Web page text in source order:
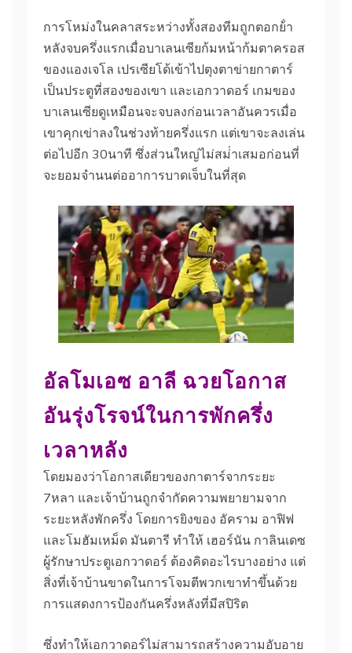
การโหม่งในคลาสระหว่างทั้งสองทีมถูกตอกย้ํา
หลังจบครึ่งแรกเมื่อบาเลนเซียก้มหน้าก้มตาครอส
ของแองเจโล เปรเซียโด้เข้าไปตุงตาข่ายกาตาร์
เป็นประตูที่สองของเขา และเอกวาดอร์ เกมของ
บาเลนเซียดูเหมือนจะจบลงก่อนเวลาอันควรเมื่อ
เขาคุกเข่าลงในช่วงท้ายครึ่งแรก แต่เขาจะลงเล่น
ต่อไปอีก 30นาที ซึ่งส่วนใหญ่ไม่สม่ําเสมอก่อนที่
จะยอมจํานนต่ออาการบาดเจ็บในที่สุด
อัลโมเอซ อาลี ฉวยโอกาส
อันรุ่งโรจน์ในการพักครึ่ง
เวลาหลัง
โดยมองว่าโอกาสเดียวของกาตาร์จากระยะ
7หลา และเจ้าบ้านถูกจํากัดความพยายามจาก
ระยะหลังพักครึ่ง โดยการยิงของ อัคราม อาฟิฟ
และโมฮัมเหม็ด มันตารี ทําให้ เฮอร์นัน กาลินเดซ
ผู้รักษาประตูเอกวาดอร์ ต้องคิดอะไรบางอย่าง แต่
สิ่งที่เจ้าบ้านขาดในการโจมตีพวกเขาทําขึ้นด้วย
การแสดงการป้องกันครึ่งหลังที่มีสปิริต
ซึ่งทําให้เอกวาดอร์ไม่สามารถสร้างความอับอาย